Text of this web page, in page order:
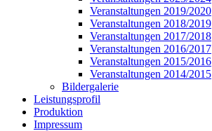
Veranstaltungen 2019/2020
Veranstaltungen 2018/2019
Veranstaltungen 2017/2018
Veranstaltungen 2016/2017
Veranstaltungen 2015/2016
Veranstaltungen 2014/2015
Bildergalerie
Leistungsprofil
Produktion
Impressum